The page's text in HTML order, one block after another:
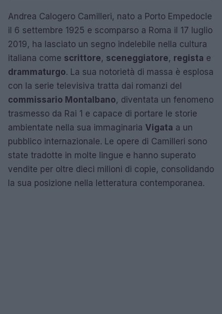
Andrea Calogero Camilleri, nato a Porto Empedocle
il 6 settembre 1925 e scomparso a Roma il 17 luglio
2019, ha lasciato un segno indelebile nella cultura
italiana come scrittore, sceneggiatore, regista e
drammaturgo. La sua notorietà di massa è esplosa
con la serie televisiva tratta dai romanzi del
commissario Montalbano, diventata un fenomeno
trasmesso da Rai 1 e capace di portare le storie
ambientate nella sua immaginaria Vigata a un
pubblico internazionale. Le opere di Camilleri sono
state tradotte in molte lingue e hanno superato
vendite per oltre dieci milioni di copie, consolidando
la sua posizione nella letteratura contemporanea.